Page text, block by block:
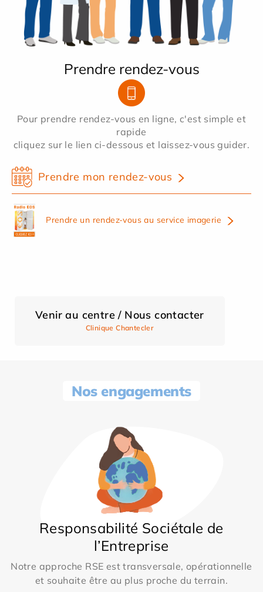
Prendre rendez-vous
Pour prendre rendez-vous en ligne, c'est simple et
rapide
cliquez sur le lien ci-dessous et laissez-vous guider.
Prendre mon rendez-vous
Prendre un rendez-vous au service imagerie
Venir au centre / Nous contacter
Clinique Chantecler
Nos engagements
Responsabilité Sociétale de
l’Entreprise
Notre approche RSE est transversale, opérationnelle
et souhaite être au plus proche du terrain.